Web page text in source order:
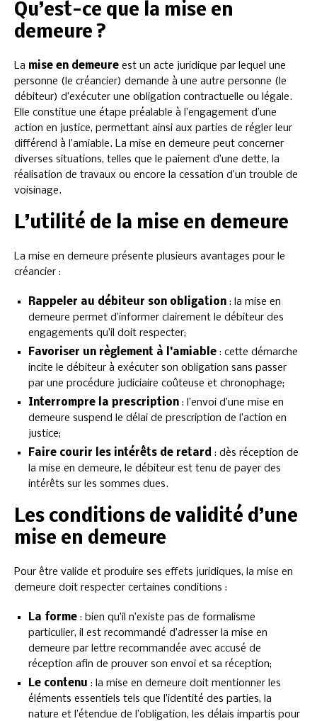
Qu’est-ce que la mise en
demeure ?
La mise en demeure est un acte juridique par lequel une
personne (le créancier) demande à une autre personne (le
débiteur) d’exécuter une obligation contractuelle ou légale.
Elle constitue une étape préalable à l’engagement d’une
action en justice, permettant ainsi aux parties de régler leur
différend à l’amiable. La mise en demeure peut concerner
diverses situations, telles que le paiement d’une dette, la
réalisation de travaux ou encore la cessation d’un trouble de
voisinage.
L’utilité de la mise en demeure
La mise en demeure présente plusieurs avantages pour le
créancier :
Rappeler au débiteur son obligation : la mise en
demeure permet d’informer clairement le débiteur des
engagements qu’il doit respecter;
Favoriser un règlement à l’amiable : cette démarche
incite le débiteur à exécuter son obligation sans passer
par une procédure judiciaire coûteuse et chronophage;
Interrompre la prescription : l’envoi d’une mise en
demeure suspend le délai de prescription de l’action en
justice;
Faire courir les intérêts de retard : dès réception de
la mise en demeure, le débiteur est tenu de payer des
intérêts sur les sommes dues.
Les conditions de validité d’une
mise en demeure
Pour être valide et produire ses effets juridiques, la mise en
demeure doit respecter certaines conditions :
La forme : bien qu’il n’existe pas de formalisme
particulier, il est recommandé d’adresser la mise en
demeure par lettre recommandée avec accusé de
réception afin de prouver son envoi et sa réception;
Le contenu : la mise en demeure doit mentionner les
éléments essentiels tels que l’identité des parties, la
nature et l’étendue de l’obligation, les délais impartis pour